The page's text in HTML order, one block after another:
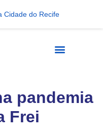
Cidade do Recife
pandemia
Frei